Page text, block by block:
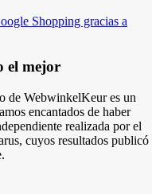
Shopping gracias a
el mejor
de WebwinkelKeur es un
encantados de haber
realizada por el
cuyos resultados publicó